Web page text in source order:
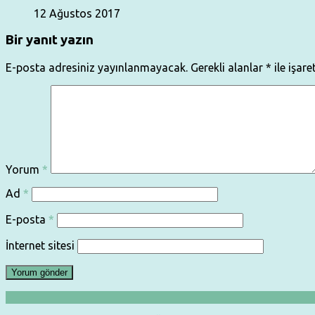
12 Ağustos 2017
Bir yanıt yazın
E-posta adresiniz yayınlanmayacak. Gerekli alanlar * ile
Yorum *
Ad *
E-posta *
İnternet sitesi